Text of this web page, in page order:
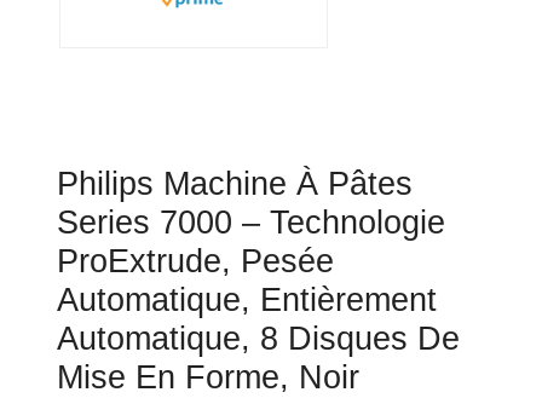
Philips Machine À Pâtes
Series 7000 – Technologie
ProExtrude, Pesée
Automatique, Entièrement
Automatique, 8 Disques De
Mise En Forme, Noir